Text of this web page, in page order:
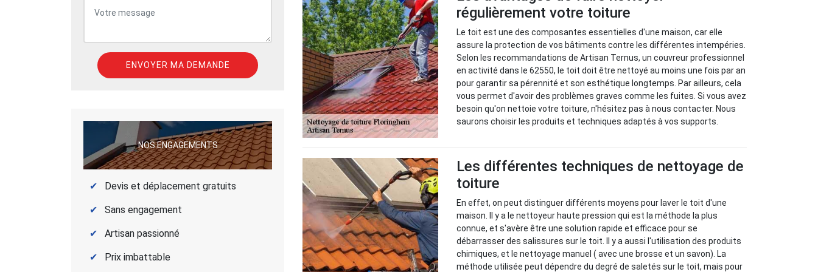
NOS ENGAGEMENTS
Devis et déplacement gratuits
Sans engagement
Artisan passionné
Prix imbattable
régulièrement votre toiture
Le toit est une des composantes essentielles d'une maison, car elle
assure la protection de vos bâtiments contre les différentes intempéries.
Selon les recommandations de Artisan Ternus, un couvreur professionnel
en activité dans le 62550, le toit doit être nettoyé au moins une fois par an
pour garantir sa pérennité et son esthétique longtemps. Par ailleurs, cela
vous permet d'avoir des problèmes graves comme les fuites. Si vous avez
besoin qu'on nettoie votre toiture, n'hésitez pas à nous contacter. Nous
saurons choisir les produits et techniques adaptés à vos supports.
Les différentes techniques de nettoyage de
toiture
En effet, on peut distinguer différents moyens pour laver le toit d'une
maison. Il y a le nettoyeur haute pression qui est la méthode la plus
connue, et s'avère être une solution rapide et efficace pour se
débarrasser des salissures sur le toit. Il y a aussi l'utilisation des produits
chimiques, et le nettoyage manuel ( avec une brosse et un savon). La
méthode utilisée peut dépendre du degré de saletés sur le toit, mais pour